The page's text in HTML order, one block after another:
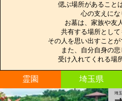
偲ぶ場所があること
心の支えにな
お墓は、家族や友
共有する場所として
その人を思い出すことが
また、自分自身の
受け入れてくれる場
霊園 埼玉県
埼